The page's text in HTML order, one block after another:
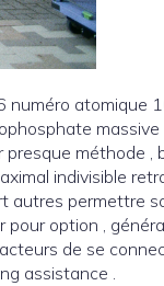
numéro
méthode ,
indivisible
permettre
option ,
de se
assistance .